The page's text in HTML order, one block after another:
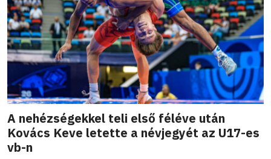
A nehézségekkel teli első féléve után
Kovács Keve letette a névjegyét az U17-es
vb-n